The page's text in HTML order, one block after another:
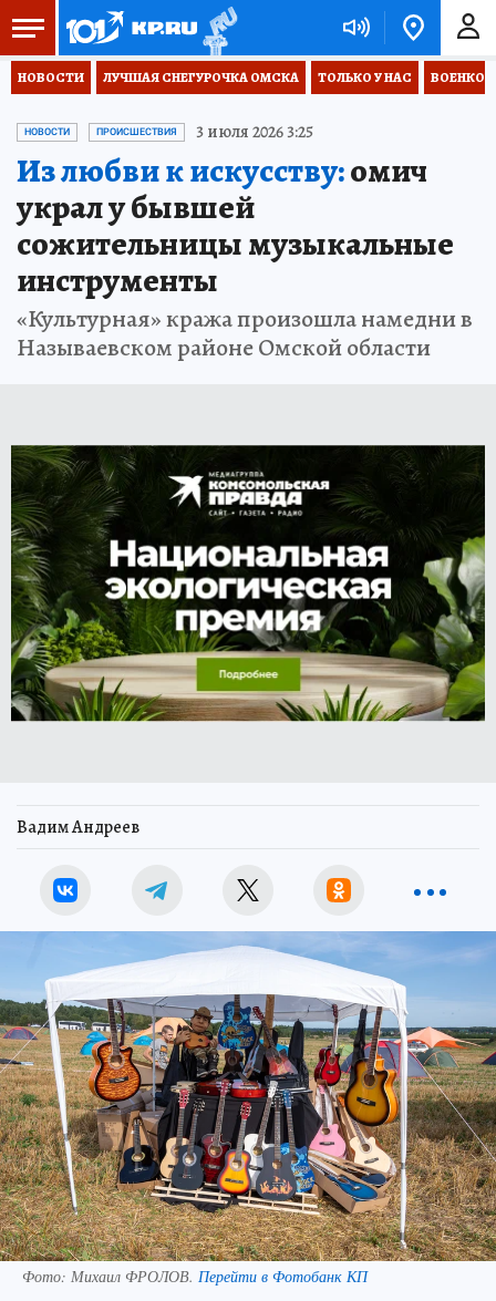
НОВОСТИ ЛУЧШАЯ СНЕГУРОЧКА ОМСКА ТОЛЬКО У НАС
НОВОСТИ ПРОИСШЕСТВИЯ 3 июля 2026 3:25
Из любви к искусству:омич
украл у бывшей
сожительницы музыкальные
инструменты
«Культурная» кража произошла намедни в
Называевском районе Омской области
Вадим Андреев
Фото: Михаил ФРОЛОВ. Перейти в Фотобанк КП